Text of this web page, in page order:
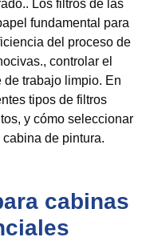
Los filtros de las
fundamental para
del proceso de
controlar el
de trabajo limpio. En
tipos de filtros
y cómo seleccionar
de pintura.
cabinas